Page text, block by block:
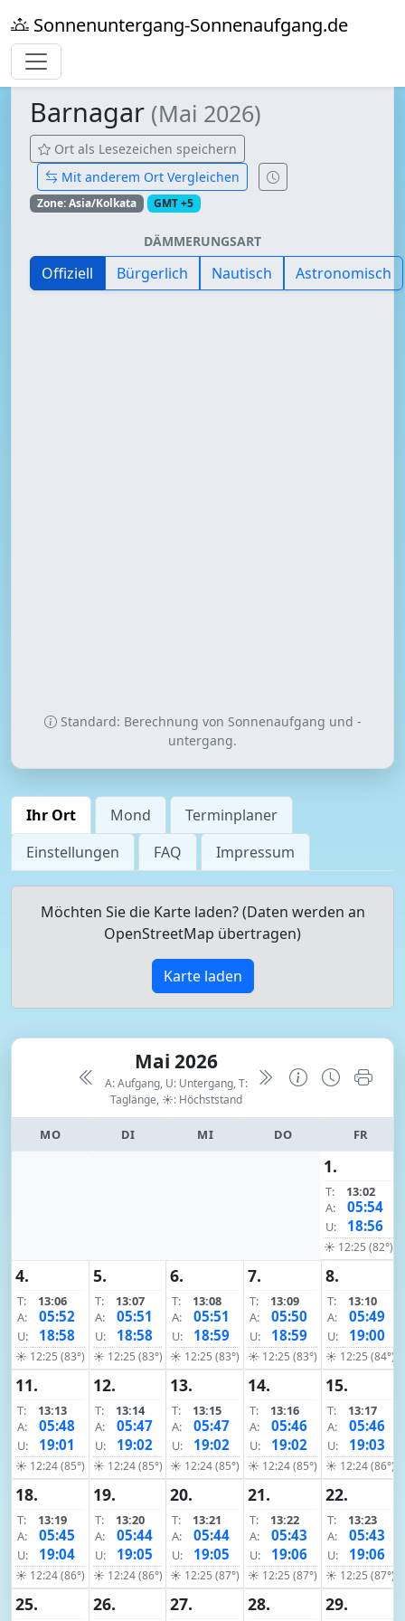
Sonnenuntergang-Sonnenaufgang.de
Barnagar (Mai 2026)
Ort als Lesezeichen speichern
Mit anderem Ort Vergleichen
Zone: Asia/Kolkata GMT +5
DÄMMERUNGSART
Offiziell Bürgerlich Nautisch Astronomisch
Standard: Berechnung von Sonnenaufgang und -
untergang.
Ihr Ort Mond
Terminplaner
Einstellungen
FAQ Impressum
Möchten Sie die Karte laden? (Daten werden an
OpenStreetMap übertragen)
Karte laden
Mai 2026
A: Aufgang, U: Untergang, T:
Taglänge, ☀: Höchststand
MO DI MI DO FR
1.
T:
13:02
A:
05:54
U: 18:56
☀ 12:25 (82°)
4.
T:
13:06
A:
05:52
U: 18:58
☀ 12:25 (83°)
5.
T:
13:07
A:
05:51
U: 18:58
☀ 12:25 (83°)
6.
T:
13:08
A:
05:51
U: 18:59
☀ 12:25 (83°)
7.
T:
13:09
A:
05:50
U: 18:59
☀ 12:25 (83°)
8.
T:
13:10
A:
05:49
U: 19:00
☀ 12:25 (84°)
11.
T:
13:13
A:
05:48
U: 19:01
☀ 12:24 (85°)
12.
T:
13:14
A:
05:47
U: 19:02
☀ 12:24 (85°)
13.
T:
13:15
A:
05:47
U: 19:02
☀ 12:24 (85°)
14.
T:
13:16
A:
05:46
U: 19:02
☀ 12:24 (85°)
15.
T:
13:17
A:
05:46
U: 19:03
☀ 12:24 (86°)
18.
T:
13:19
A:
05:45
U: 19:04
☀ 12:24 (86°)
19.
T:
13:20
A:
05:44
U: 19:05
☀ 12:24 (86°)
20.
T:
13:21
A:
05:44
U: 19:05
☀ 12:25 (87°)
21.
T:
13:22
A:
05:43
U: 19:06
☀ 12:25 (87°)
22.
T:
13:23
A:
05:43
U: 19:06
☀ 12:25 (87°)
25. 26. 27. 28. 29.